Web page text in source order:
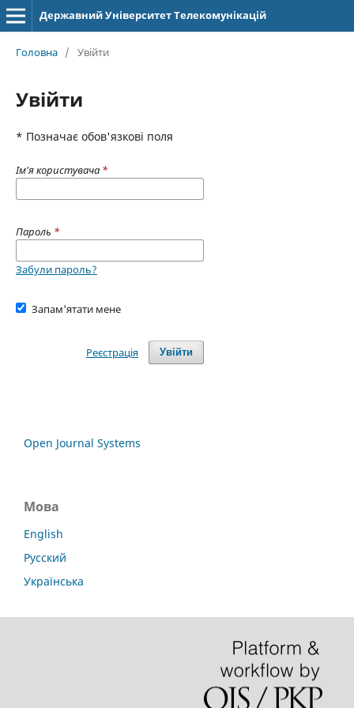
Державний Університет Телекомунікацій
Головна / Увійти
Увійти
* Позначає обов'язкові поля
Ім'я користувача *
Пароль *
Забули пароль?
Запам'ятати мене
Увійти
Реєстрація
Open Journal Systems
Мова
English
Русский
Українська